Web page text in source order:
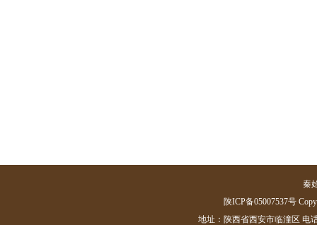
秦
陕ICP备05007537号
地址：陕西省西安市临潼区 电